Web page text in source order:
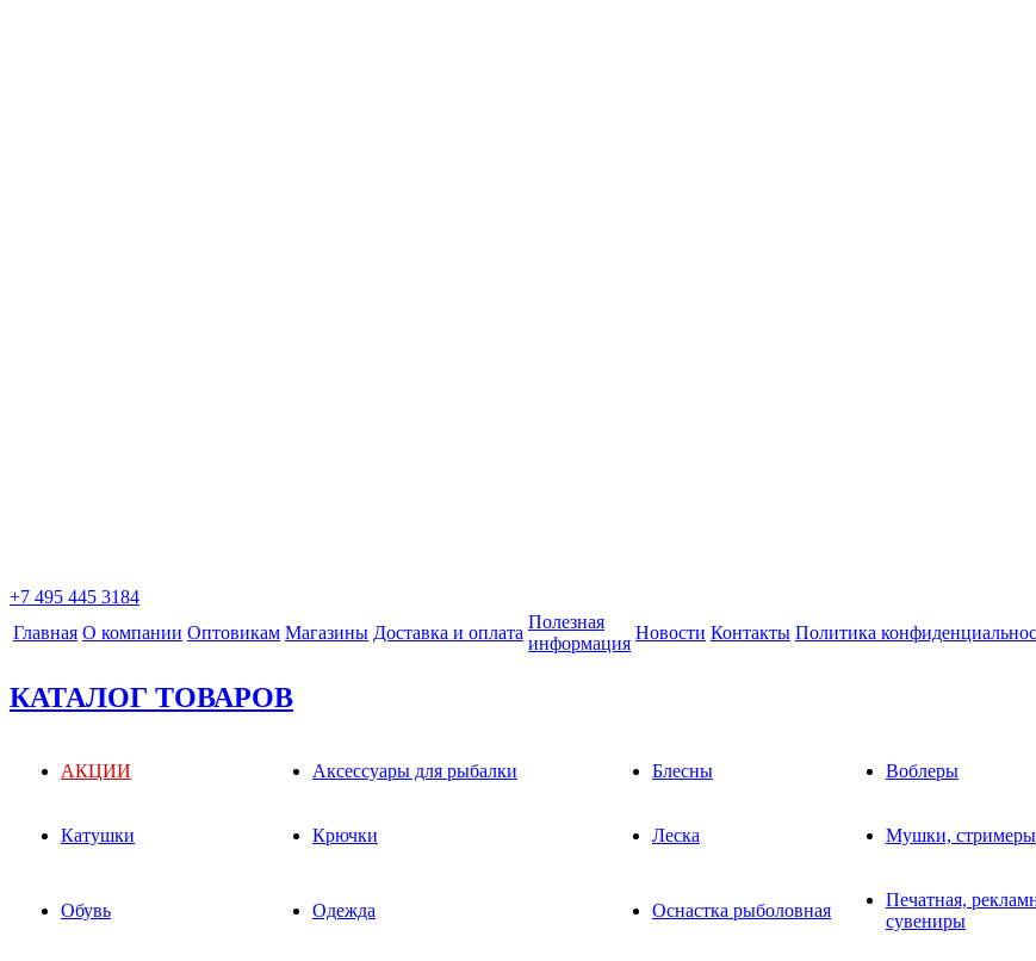
+7 495 445 3184
Главная О компании Оптовикам Магазины Доставка и оплата
Полезная
информация
Новости Контакты Политика
КАТАЛОГ ТОВАРОВ
АКЦИИ Аксессуары для рыбалки Блесны Воблеры
Катушки Крючки Леска Мушки, стримеры
Обувь Одежда Оснастка рыболовная
Печатная,
сувениры